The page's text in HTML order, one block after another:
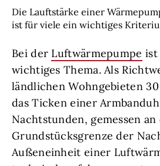
Die Lauftstärke einer
ist für viele ein wichtiges
Bei der Luftwärmepumpe ist
wichtiges Thema. Als
ländlichen Wohngebieten
das Ticken einer
Nachtstunden, gemessen an
Grundstücksgrenze der
Außeneinheit einer